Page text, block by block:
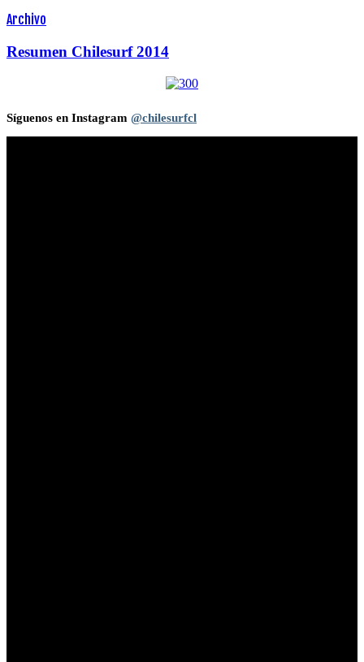
Archivo
Resumen Chilesurf 2014
Síguenos en Instagram @chilesurfcl